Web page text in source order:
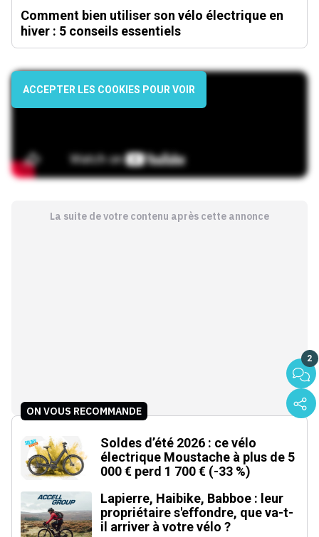
Comment bien utiliser son vélo électrique en
hiver : 5 conseils essentiels
ACCEPTER LES COOKIES POUR VOIR
La suite de votre contenu après cette annonce
2
ON VOUS RECOMMANDE
Soldes d’été 2026 : ce vélo
électrique Moustache à plus de 5
000 € perd 1 700 € (-33 %)
Lapierre, Haibike, Babboe : leur
propriétaire s'effondre, que va-t-
il arriver à votre vélo ?